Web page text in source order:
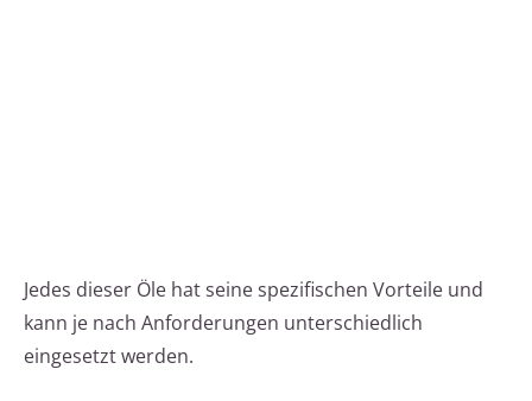
Jedes dieser Öle hat seine spezifischen Vorteile und
kann je nach Anforderungen unterschiedlich
eingesetzt werden.